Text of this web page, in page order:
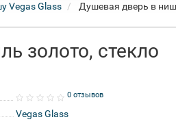
Vegas Glass Душевая дверь в
золото, стекло
0 отзывов
Vegas Glass